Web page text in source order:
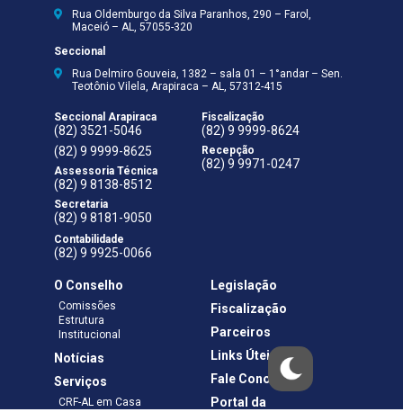
Rua Oldemburgo da Silva Paranhos, 290 – Farol,
Maceió – AL, 57055-320
Seccional
Rua Delmiro Gouveia, 1382 – sala 01 – 1°andar – Sen.
Teotônio Vilela, Arapiraca – AL, 57312-415
Seccional Arapiraca
(82) 3521-5046
(82) 9 9999-8625
Assessoria Técnica
(82) 9 8138-8512
Secretaria
(82) 9 8181-9050
Contabilidade
(82) 9 9925-0066
Fiscalização
(82) 9 9999-8624
Recepção
(82) 9 9971-0247
O Conselho
Comissões
Estrutura
Institucional
Notícias
Serviços
CRF-AL em Casa
Legislação
Fiscalização
Parceiros
Links Úteis
Fale Conosco
Portal da